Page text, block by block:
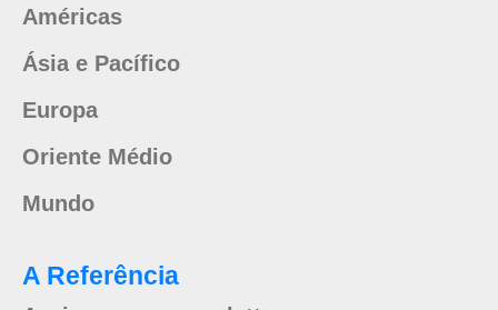
Américas
Ásia e Pacífico
Europa
Oriente Médio
Mundo
A Referência